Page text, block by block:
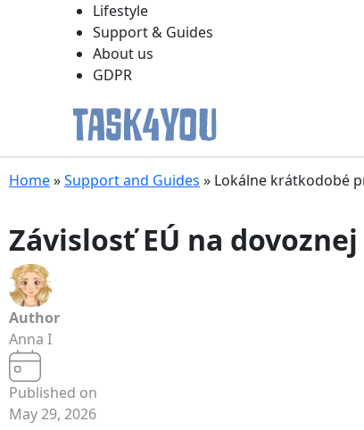
Lifestyle
Support & Guides
About us
GDPR
toHome»Support and Guides » Lokálne krátkodobé
Závislosť EÚ na
Author
Anna I
Published on
May 29, 2026